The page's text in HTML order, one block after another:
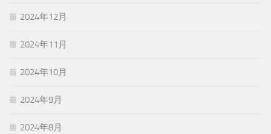
2024年12月
2024年11月
2024年10月
2024年9月
2024年8月